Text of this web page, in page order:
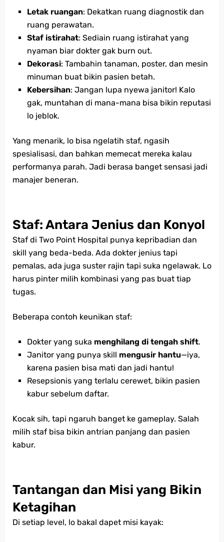
Letak ruangan: Dekatkan ruang diagnostik dan
ruang perawatan.
Staf istirahat: Sediain ruang istirahat yang
nyaman biar dokter gak burn out.
Dekorasi: Tambahin tanaman, poster, dan mesin
minuman buat bikin pasien betah.
Kebersihan: Jangan lupa nyewa janitor! Kalo
gak, muntahan di mana-mana bisa bikin reputasi
lo jeblok.
Yang menarik, lo bisa ngelatih staf, ngasih
spesialisasi, dan bahkan memecat mereka kalau
performanya parah. Jadi berasa banget sensasi jadi
manajer beneran.
Staf: Antara Jenius dan Konyol
Staf di Two Point Hospital punya kepribadian dan
skill yang beda-beda. Ada dokter jenius tapi
pemalas, ada juga suster rajin tapi suka ngelawak. Lo
harus pinter milih kombinasi yang pas buat tiap
tugas.
Beberapa contoh keunikan staf:
Dokter yang suka menghilang di tengah shift.
Janitor yang punya skill mengusir hantu—iya,
karena pasien bisa mati dan jadi hantu!
Resepsionis yang terlalu cerewet, bikin pasien
kabur sebelum daftar.
Kocak sih, tapi ngaruh banget ke gameplay. Salah
milih staf bisa bikin antrian panjang dan pasien
kabur.
Tantangan dan Misi yang Bikin
Ketagihan
Di setiap level, lo bakal dapet misi kayak: